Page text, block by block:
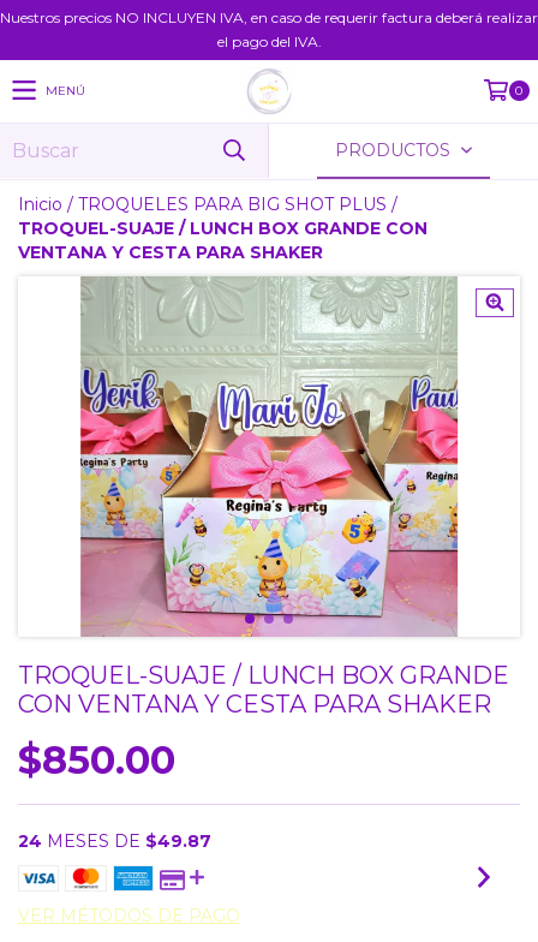
Nuestros precios NO INCLUYEN IVA, en caso de requerir factura deberá realizar
el pago del IVA.
MENÚ 0
PRODUCTOS
Inicio / TROQUELES PARA BIG SHOT PLUS /
TROQUEL-SUAJE / LUNCH BOX GRANDE CON
VENTANA Y CESTA PARA SHAKER
TROQUEL-SUAJE / LUNCH BOX GRANDE
CON VENTANA Y CESTA PARA SHAKER
$850.00
24 MESES DE $49.87
VER MÉTODOS DE PAGO